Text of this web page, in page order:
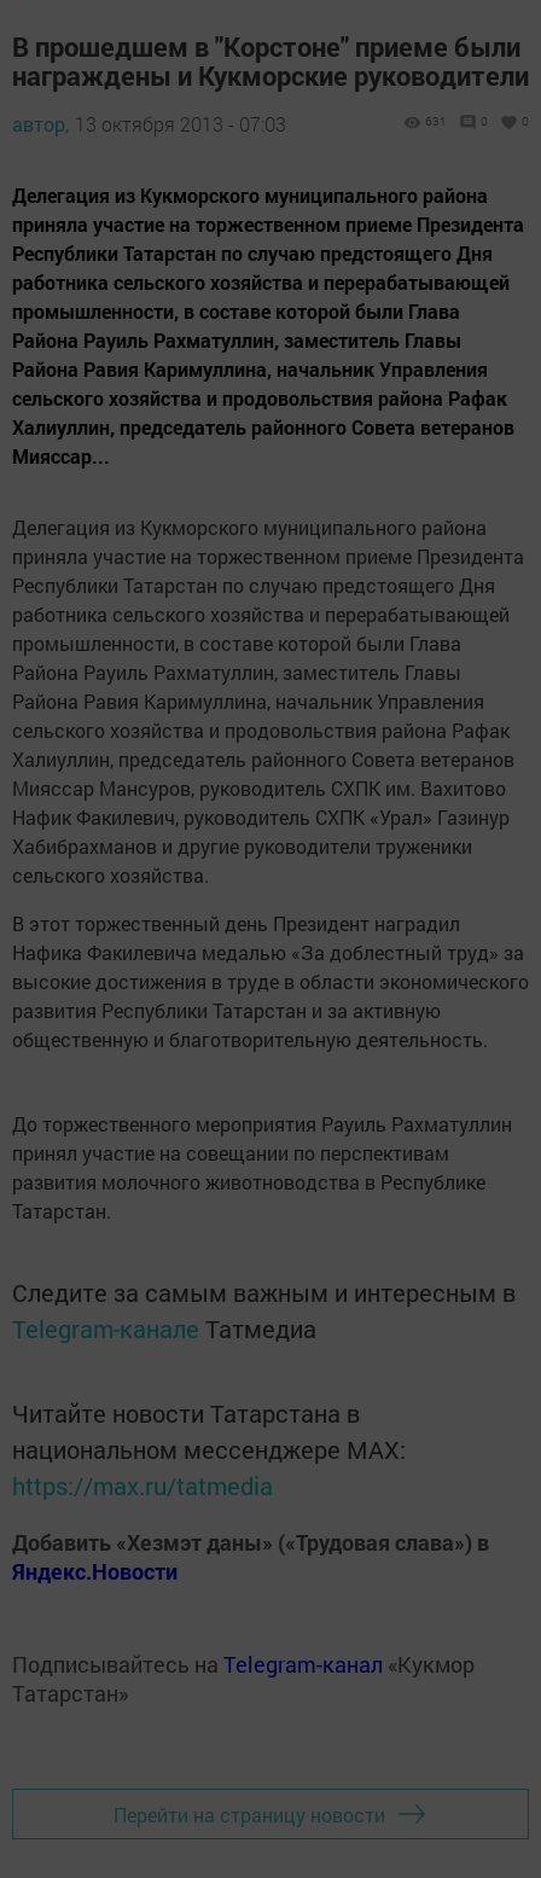
В прошедшем в "Корстоне" приеме были
награждены и Кукморские руководители
автор, 13 октября 2013 - 07:03 631 0 0
Делегация из Кукморского муниципального района
приняла участие на торжественном приеме Президента
Республики Татарстан по случаю предстоящего Дня
работника сельского хозяйства и перерабатывающей
промышленности, в составе которой были Глава
Района Рауиль Рахматуллин, заместитель Главы
Района Равия Каримуллина, начальник Управления
сельского хозяйства и продовольствия района Рафак
Халиуллин, председатель районного Совета ветеранов
Мияссар...
Делегация из Кукморского муниципального района
приняла участие на торжественном приеме Президента
Республики Татарстан по случаю предстоящего Дня
работника сельского хозяйства и перерабатывающей
промышленности, в составе которой были Глава
Района Рауиль Рахматуллин, заместитель Главы
Района Равия Каримуллина, начальник Управления
сельского хозяйства и продовольствия района Рафак
Халиуллин, председатель районного Совета ветеранов
Мияссар Мансуров, руководитель СХПК им. Вахитово
Нафик Факилевич, руководитель СХПК «Урал» Газинур
Хабибрахманов и другие руководители труженики
сельского хозяйства.
В этот торжественный день Президент наградил
Нафика Факилевича медалью «За доблестный труд» за
высокие достижения в труде в области экономического
развития Республики Татарстан и за активную
общественную и благотворительную деятельность.
До торжественного мероприятия Рауиль Рахматуллин
принял участие на совещании по перспективам
развития молочного животноводства в Республике
Татарстан.
Следите за самым важным и интересным в
Telegram-канале Татмедиа
Читайте новости Татарстана в
национальном мессенджере MАХ:
https://max.ru/tatmedia
Добавить «Хезмэт даны» («Трудовая слава») в
Яндекс.Новости
Подписывайтесь на Telegram-канал «Кукмор
Татарстан»
Перейти на страницу новости